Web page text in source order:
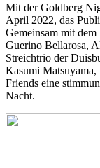
Mit der Goldberg
April 2022, das
Gemeinsam mit
Guerino Bellarosa,
Streichtrio der
Kasumi
Friends eine
Nacht.